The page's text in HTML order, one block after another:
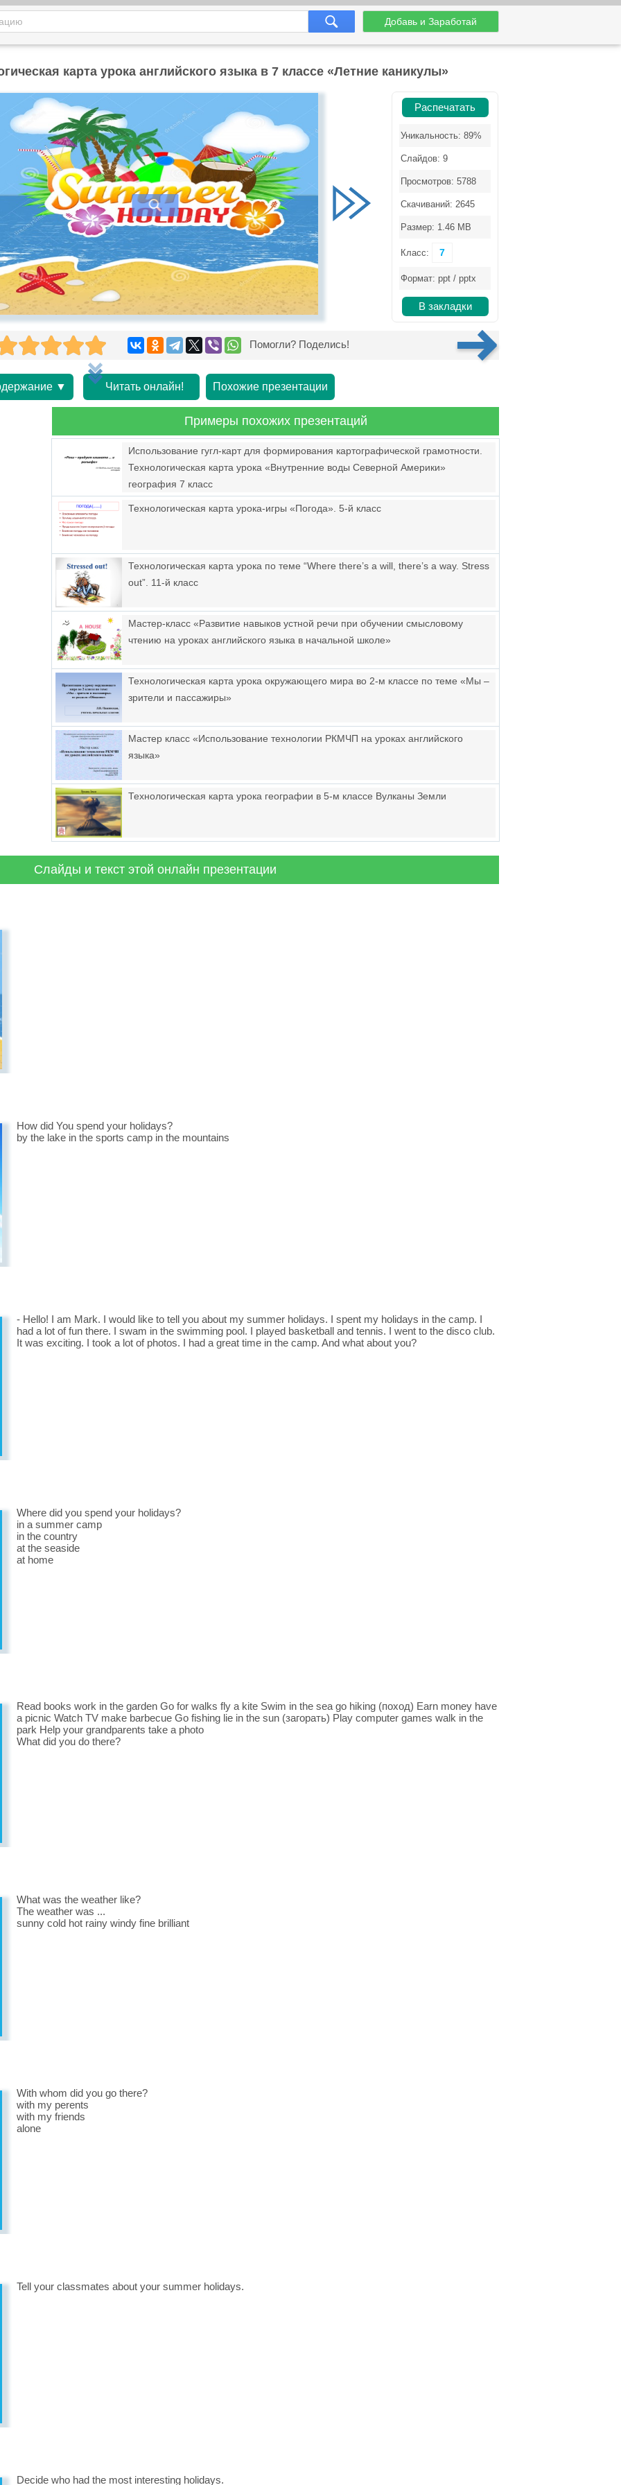
Добавь и Заработай
карта урока английского языка в 7 классе «Летние каникулы»
Распечатать
Уникальность: 89%
Слайдов: 9
Просмотров: 5788
Скачиваний: 2645
Размер: 1.46 MB
Класс: 7
Формат: ppt / pptx
В закладки
Помогли? Поделись!
▼ Читать онлайн! Похожие презентации
Примеры похожих презентаций
Использование гугл-карт для формирования картографической грамотности.
Технологическая карта урока «Внутренние воды Северной Америки»
география 7 класс
Технологическая карта урока-игры «Погода». 5-й класс
Технологическая карта урока по теме “Where there’s a will, there’s a way. Stress
out”. 11-й класс
Мастер-класс «Развитие навыков устной речи при обучении смысловому
чтению на уроках английского языка в начальной школе»
Технологическая карта урока окружающего мира во 2-м классе по теме «Мы –
зрители и пассажиры»
Мастер класс «Использование технологии РКМЧП на уроках английского
языка»
Технологическая карта урока географии в 5-м классе Вулканы Земли
Слайды и текст этой онлайн презентации
How did You spend your holidays?
by the lake in the sports camp in the mountains
- Hello! I am Mark. I would like to tell you about my summer holidays. I spent my holidays in the camp. I
had a lot of fun there. I swam in the swimming pool. I played basketball and tennis. I went to the disco club.
It was exciting. I took a lot of photos. I had a great time in the camp. And what about you?
Where did you spend your holidays?
in a summer camp
in the country
at the seaside
at home
Read books work in the garden Go for walks fly a kite Swim in the sea go hiking (поход) Earn money have
a picnic Watch TV make barbecue Go fishing lie in the sun (загорать) Play computer games walk in the
park Help your grandparents take a photo
What did you do there?
What was the weather like?
The weather was ...
sunny cold hot rainy windy fine brilliant
With whom did you go there?
with my perents
with my friends
alone
Tell your classmates about your summer holidays.
Decide who had the most interesting holidays.